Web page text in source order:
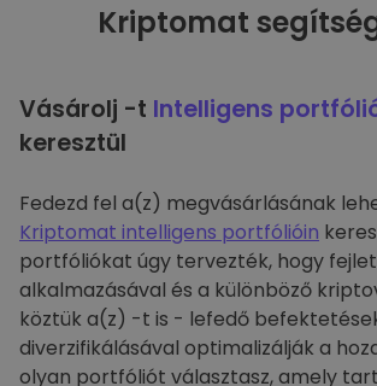
Kriptomat
Vásárolj -t Intelligens
keresztül
Fedezd fel a(z) megvásárlásának
Kriptomat intelligens portfólióin
portfóliókat úgy tervezték, hogy
alkalmazásával és a különböző
köztük a(z) -t is - lefedő
diverzifikálásával optimalizálják a
olyan portfóliót választasz, amely